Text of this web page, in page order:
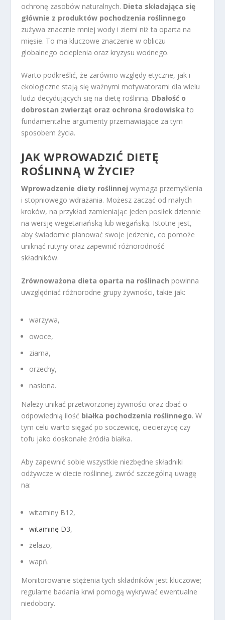
ochronę zasobów naturalnych. Dieta składająca się
głównie z produktów pochodzenia roślinnego
zużywa znacznie mniej wody i ziemi niż ta oparta na
mięsie. To ma kluczowe znaczenie w obliczu
globalnego ocieplenia oraz kryzysu wodnego.
Warto podkreślić, że zarówno względy etyczne, jak i
ekologiczne stają się ważnymi motywatorami dla wielu
ludzi decydujących się na dietę roślinną. Dbałość o
dobrostan zwierząt oraz ochrona środowiska to
fundamentalne argumenty przemawiające za tym
sposobem życia.
JAK WPROWADZIĆ DIETĘ
ROŚLINNĄ W ŻYCIE?
Wprowadzenie diety roślinnej wymaga przemyślenia
i stopniowego wdrażania. Możesz zacząć od małych
kroków, na przykład zamieniając jeden posiłek dziennie
na wersję wegetariańską lub wegańską. Istotne jest,
aby świadomie planować swoje jedzenie, co pomoże
uniknąć rutyny oraz zapewnić różnorodność
składników.
Zrównoważona dieta oparta na roślinach powinna
uwzględniać różnorodne grupy żywności, takie jak:
warzywa,
owoce,
ziarna,
orzechy,
nasiona.
Należy unikać przetworzonej żywności oraz dbać o
odpowiednią ilość białka pochodzenia roślinnego. W
tym celu warto sięgać po soczewicę, ciecierzycę czy
tofu jako doskonałe źródła białka.
Aby zapewnić sobie wszystkie niezbędne składniki
odżywcze w diecie roślinnej, zwróć szczególną uwagę
na:
witaminy B12,
witaminę D3,
żelazo,
wapń.
Monitorowanie stężenia tych składników jest kluczowe;
regularne badania krwi pomogą wykrywać ewentualne
niedobory.